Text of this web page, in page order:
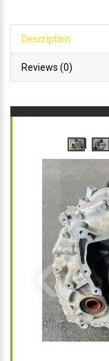
Description
Reviews (0)
‹